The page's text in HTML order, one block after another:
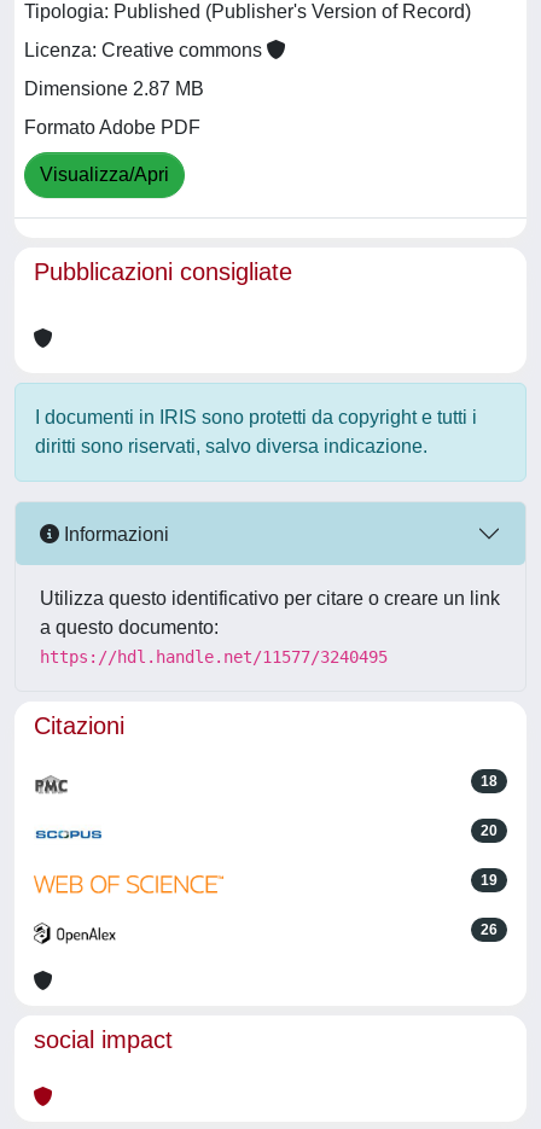
Tipologia: Published (Publisher's Version of Record)
Licenza: Creative commons
Dimensione 2.87 MB
Formato Adobe PDF
Visualizza/Apri
Pubblicazioni consigliate
I documenti in IRIS sono protetti da copyright e tutti i
diritti sono riservati, salvo diversa indicazione.
Informazioni
Utilizza questo identificativo per citare o creare un link
a questo documento:
https://hdl.handle.net/11577/3240495
Citazioni
18
20
19
26
social impact